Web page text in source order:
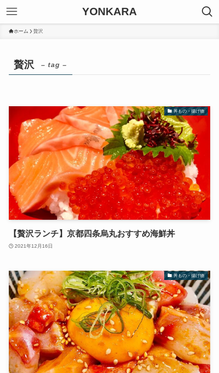
YONKARA
ホーム 贅沢
贅沢 – tag –
丼もの・揚げ物
【贅沢ランチ】京都四条烏丸おすすめ海鮮丼
2021年12月16日
丼もの・揚げ物